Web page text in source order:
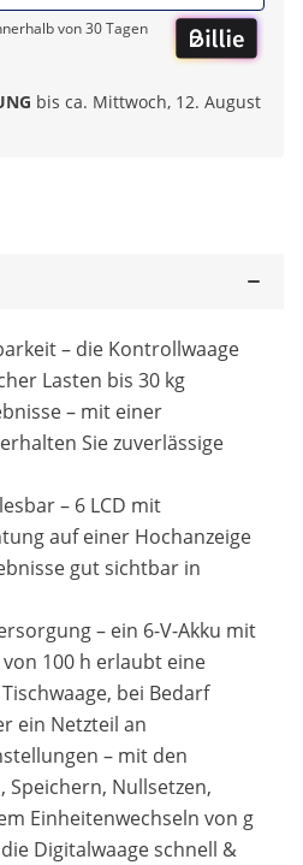
von 30 Tagen
bis ca. Mittwoch, 12. August
– die Kontrollwaage
Lasten bis 30 kg
– mit einer
Sie zuverlässige
– 6 LCD mit
auf einer Hochanzeige
gut sichtbar in
– ein 6-V-Akku mit
100 h erlaubt eine
bei Bedarf
ein Netzteil an
– mit den
Speichern, Nullsetzen,
Einheitenwechseln von g
Digitalwaage schnell &